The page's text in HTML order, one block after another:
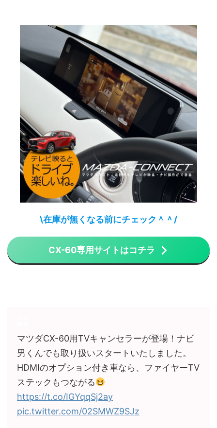
\在庫が無くなる前にチェック＾＾/
CX-60専用サイトはコチラ
マツダCX-60用TVキャンセラーが登場！ナビ
男くんでも取り扱いスタートいたしました。
HDMIのオプション付き車なら、ファイヤーTV
ステックもつながる
https://t.co/IGYqqSj2ay
pic.twitter.com/02SMWZ9SJz